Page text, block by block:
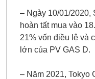
– Ngày 10/01/2020,
hoàn tất mua vào
21% vốn điều lệ và
lớn của PV GAS D.
– Năm 2021, Tokyo